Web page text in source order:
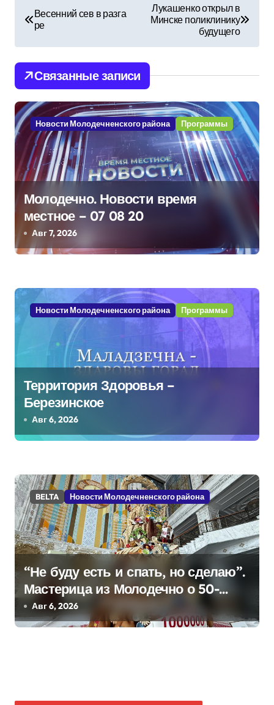
в
и
г
а
ц
и
я
п
о
а
п
с
я
м
Весенний сев в разга
ре
Лукашенко открыл в
Минске поликлинику
будущего
Связанные записи
Новости Молодечненского района Программы
Молодечно. Новости время
местное – 07 08 20
Авг 7, 2026
Новости Молодечненского района Программы
Территория Здоровья –
Березинское
Авг 6, 2026
BELTA Новости Молодечненского района
“Не буду есть и спать, но сделаю”.
Мастерица из Молодечно о 50-
килограммовом каравае для
Дворца Независимости
Авг 6, 2026